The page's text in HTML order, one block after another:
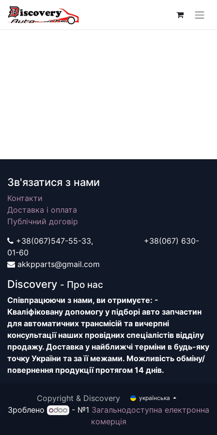
Зв'язатися з нами
Контакти
Доставка і оплата
Публічний договір
+38(067)547-55-33, +38(067) 630-
01-60
akkpparts@gmail.com
Discovery - Про нас
Співпрацюючи з нами, ви отримуєте: -
Кваліфіковану допомогу у підборі авто запчастин
для автоматичних трансмісій та вичерпні
консультації наших провідних спеціалістів відділу
продажу. Доставка у найближчі терміни в будь-яку
точку України та за її межами. Можливість обміну/
повернення продукції протягом 14 днів.
Copyright & Discovery українська
Зроблено - №1 Загальнодоступна електронна
комерція